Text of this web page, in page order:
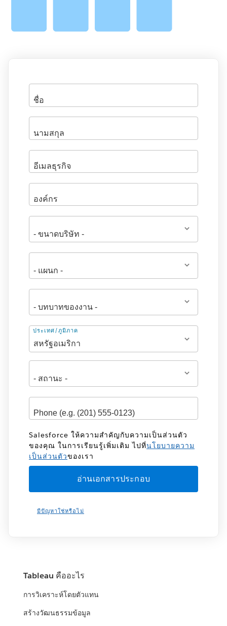
ที่
อยู่
ประเทศ/ภูมิภาค
Salesforce ให้ความสำคัญกับความเป็นส่วนตัว
ของคุณ ในการเรียนรู้เพิ่มเติม ไปที่นโยบายความ
เป็นส่วนตัวของเรา
มีปัญหาใช่หรือไม่
Tableau คืออะไร
การวิเคราะห์โดยตัวแทน
สร้างวัฒนธรรมข้อมูล